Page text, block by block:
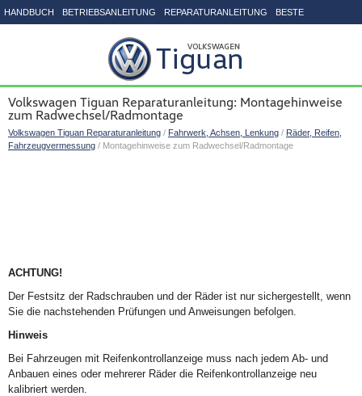
HANDBUCH BETRIEBSANLEITUNG REPARATURANLEITUNG BESTE
Volkswagen Tiguan Reparaturanleitung: Montagehinweise
zum Radwechsel/Radmontage
Volkswagen Tiguan Reparaturanleitung / Fahrwerk, Achsen, Lenkung / Räder, Reifen,
Fahrzeugvermessung / Montagehinweise zum Radwechsel/Radmontage
ACHTUNG!
Der Festsitz der Radschrauben und der Räder ist nur sichergestellt, wenn
Sie die nachstehenden Prüfungen und Anweisungen befolgen.
Hinweis
Bei Fahrzeugen mit Reifenkontrollanzeige muss nach jedem Ab- und
Anbauen eines oder mehrerer Räder die Reifenkontrollanzeige neu
kalibriert werden.